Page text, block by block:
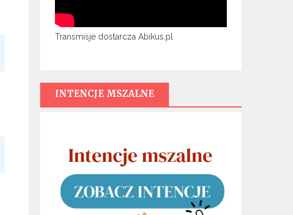
Transmisje dostarcza Abikus.pl
INTENCJE MSZALNE